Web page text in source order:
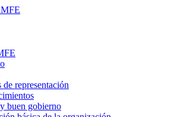
de representación
buen gobierno